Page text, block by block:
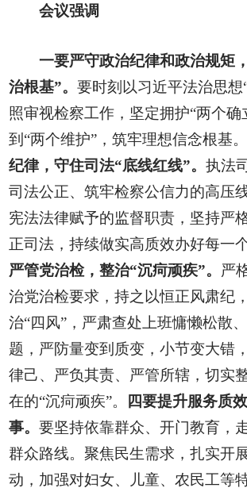
会议强调
一要严守政治纪律和政治规矩
治根基”。要时刻以习近平法治思想
照审视检察工作，坚定拥护“两个确
到“两个维护”，筑牢理想信念根基
纪律，守住司法“底线红线”。执法
司法公正、筑牢检察公信力的高压
宪法法律赋予的监督职责，坚持严
正司法，持续做实高质效办好每一
严管党治检，整治“沉疴顽疾”。 严
治党治检要求，持之以恒正风肃纪
治“四风”，严肃查处上班慵懒松散
题，严防量变到质变，小节变大错
律己、严负其责、严管所辖，切实
在的“沉疴顽疾”。
四要提升服务质
事。要坚持依靠群众、开门教育，
群众路线。聚焦民生需求，扎实开
动，加强对妇女、儿童、农民工等